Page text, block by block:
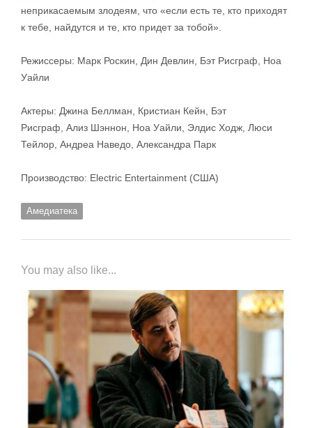
неприкасаемым злодеям, что «если есть те, кто приходят
к тебе, найдутся и те, кто придет за тобой».
Режиссеры: Марк Роскин, Дин Девлин, Бэт Рисграф, Ноа
Уайли
Актеры: Джина Беллман, Кристиан Кейн, Бэт
Рисграф, Ализ Шэннон, Ноа Уайли, Элдис Ходж, Люси
Тейлор, Андреа Наведо, Александра Парк
Производство: Electric Entertainment (США)
Амедиатека
You may also like...